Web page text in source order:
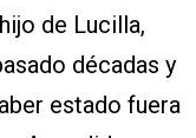
de Lucilla,
décadas y
estado fuera